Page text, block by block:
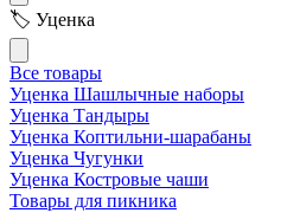
🏷 Уценка
Все товары
Уценка Шашлычные наборы
Уценка Тандыры
Уценка Коптильни-шарабаны
Уценка Чугунки
Уценка Костровые чаши
Товары для пикника